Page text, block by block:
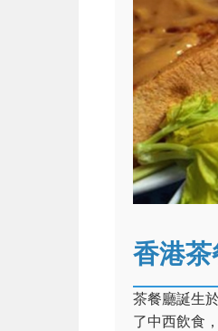
香港
茶餐廳誕生
了中西飲食